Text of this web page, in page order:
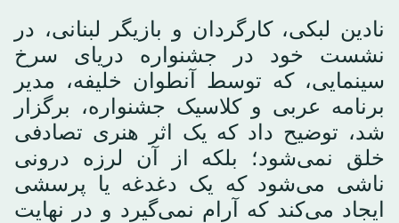
نادین لبکی، کارگردان و بازیگر لبنانی، در
نشست خود در جشنواره دریای سرخ
سینمایی، که توسط آنطوان خلیفه، مدیر
برنامه عربی و کلاسیک جشنواره، برگزار
شد، توضیح داد که یک اثر هنری تصادفی
خلق نمی‌شود؛ بلکه از آن لرزه درونی
ناشی می‌شود که یک دغدغه یا پرسشی
ایجاد می‌کند که آرام نمی‌گیرد و در نهایت